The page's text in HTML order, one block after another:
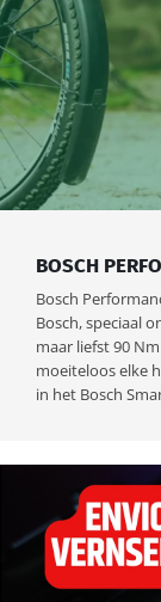
BOSCH
Bosch
Bosch, speciaal
maar liefst 90
moeiteloos elke
in het Bosch